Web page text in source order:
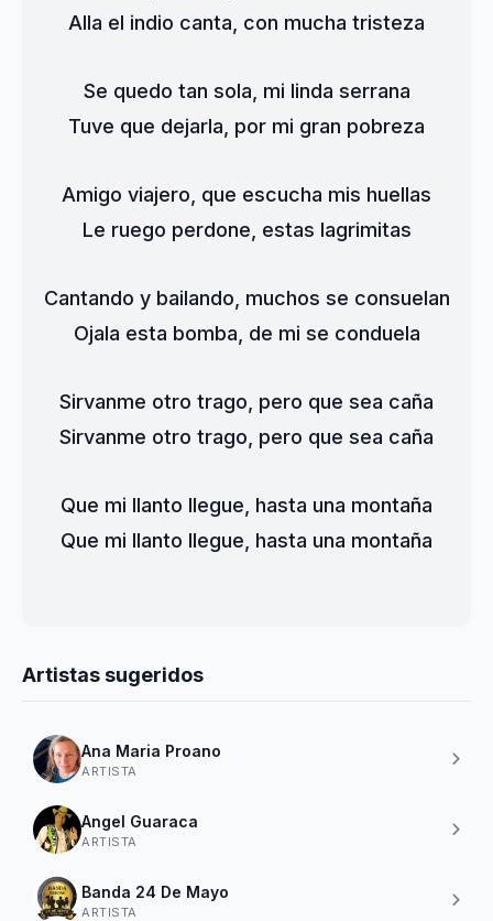
Alla el indio canta, con mucha tristeza
Se quedo tan sola, mi linda serrana
Tuve que dejarla, por mi gran pobreza
Amigo viajero, que escucha mis huellas
Le ruego perdone, estas lagrimitas
Cantando y bailando, muchos se consuelan
Ojala esta bomba, de mi se conduela
Sirvanme otro trago, pero que sea caña
Sirvanme otro trago, pero que sea caña
Que mi llanto llegue, hasta una montaña
Que mi llanto llegue, hasta una montaña
Artistas sugeridos
Ana Maria Proano
ARTISTA
Angel Guaraca
ARTISTA
Banda 24 De Mayo
ARTISTA